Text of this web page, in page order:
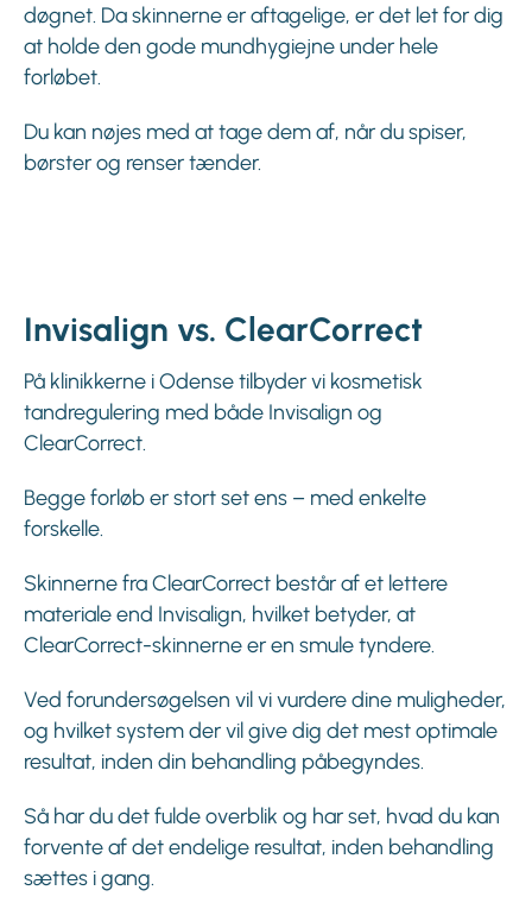
døgnet. Da skinnerne er aftagelige, er det let for dig
at holde den gode mundhygiejne under hele
forløbet.
Du kan nøjes med at tage dem af, når du spiser,
børster og renser tænder.
Invisalign vs. ClearCorrect
På klinikkerne i Odense tilbyder vi kosmetisk
tandregulering med både Invisalign og
ClearCorrect.
Begge forløb er stort set ens – med enkelte
forskelle.
Skinnerne fra ClearCorrect består af et lettere
materiale end Invisalign, hvilket betyder, at
ClearCorrect-skinnerne er en smule tyndere.
Ved forundersøgelsen vil vi vurdere dine muligheder,
og hvilket system der vil give dig det mest optimale
resultat, inden din behandling påbegyndes.
Så har du det fulde overblik og har set, hvad du kan
forvente af det endelige resultat, inden behandling
sættes i gang.